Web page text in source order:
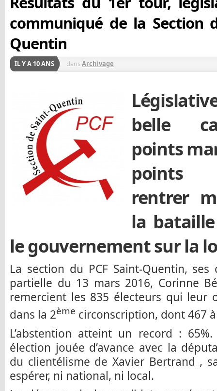
communiqué de la Section
Quentin
IL Y A 10 ANS dansArchivage
belle
points
points
rentrer
la
le gouvernement sur la
La section du PCF Saint-Quentin,
partielle du 13 mars 2016, Corinne
remercient les 835 électeurs qui leur
dans la 2ème circonscription, dont 467
L’abstention atteint un record :
élection jouée d’avance avec la
du clientélisme de Xavier Bertrand ,
espérer, ni national, ni local.